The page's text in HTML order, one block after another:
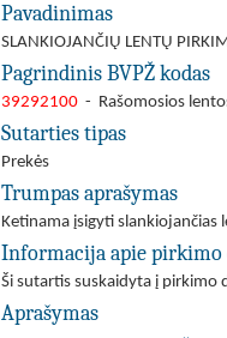
Pavadinimas
SLANKIOJANČIŲ LENTŲ
Pagrindinis BVPŽ kodas
39292100 - Rašomosios
Sutarties tipas
Prekės
Trumpas aprašymas
Ketinama įsigyti slankiojančias
Informacija apie pirkimo
Ši sutartis suskaidyta į pirkimo
Aprašymas